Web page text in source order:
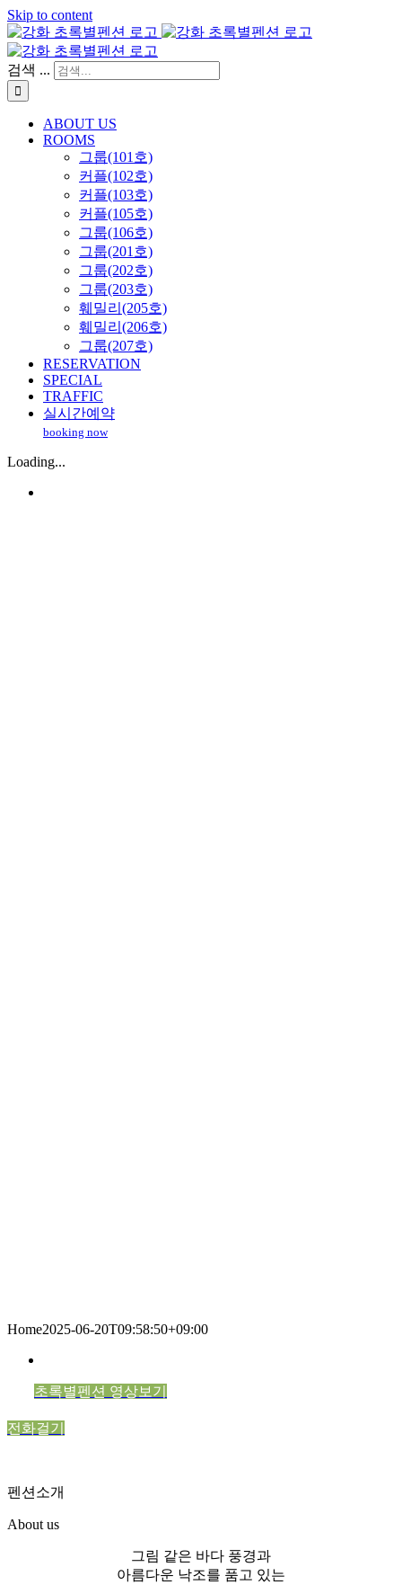
Skip to content
검색 ...
ABOUT US
ROOMS
그룹(101호)
커플(102호)
커플(103호)
커플(105호)
그룹(106호)
그룹(201호)
그룹(202호)
그룹(203호)
훼밀리(205호)
훼밀리(206호)
그룹(207호)
RESERVATION
SPECIAL
TRAFFIC
실시간예약
booking now
Loading...
Home2025-06-20T09:58:50+09:00
초록별펜션 영상보기
전화걸기
펜션소개
About us
그림 같은 바다 풍경과
아름다운 낙조를 품고 있는